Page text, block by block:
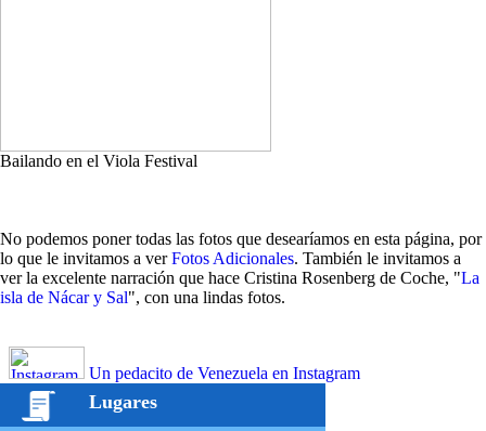
Bailando en el Viola Festival
No podemos poner todas las fotos que desearíamos en esta página, por
lo que le invitamos a verFotos Adicionales. También le invitamos a
ver la excelente narración que hace Cristina Rosenberg de Coche, "La
isla de Nácar y Sal", con una lindas fotos.
Un pedacito de Venezuela en Instagram
Lugares